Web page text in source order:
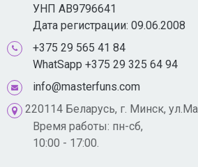
УНП AB9796641
Дата регистрации: 09.06.2008
+375 29 565 41 84
WhatSapp +375 29 325 64 94
info@masterfuns.com
220114 Беларусь, г. Минск,
Время работы: пн-сб,
10:00 - 17:00.